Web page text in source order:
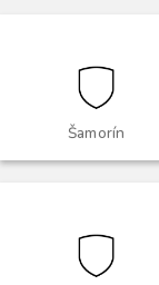
Šamorín